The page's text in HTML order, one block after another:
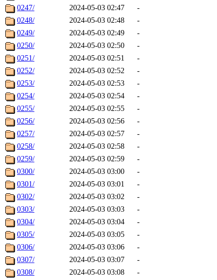
0247/ 2024-05-03 02:47
-
0248/
2024-05-03 02:48
-
0249/
2024-05-03 02:49
-
0250/
2024-05-03 02:50
-
0251/
2024-05-03 02:51
-
0252/
2024-05-03 02:52
-
0253/
2024-05-03 02:53
-
0254/
2024-05-03 02:54
-
0255/
2024-05-03 02:55
-
0256/
2024-05-03 02:56
-
0257/
2024-05-03 02:57
-
0258/
2024-05-03 02:58
-
0259/
2024-05-03 02:59
-
0300/
2024-05-03 03:00
-
0301/
2024-05-03 03:01
-
0302/
2024-05-03 03:02
-
0303/
2024-05-03 03:03
-
0304/
2024-05-03 03:04
-
0305/
2024-05-03 03:05
-
0306/
2024-05-03 03:06
-
0307/
2024-05-03 03:07
-
0308/
2024-05-03 03:08
-